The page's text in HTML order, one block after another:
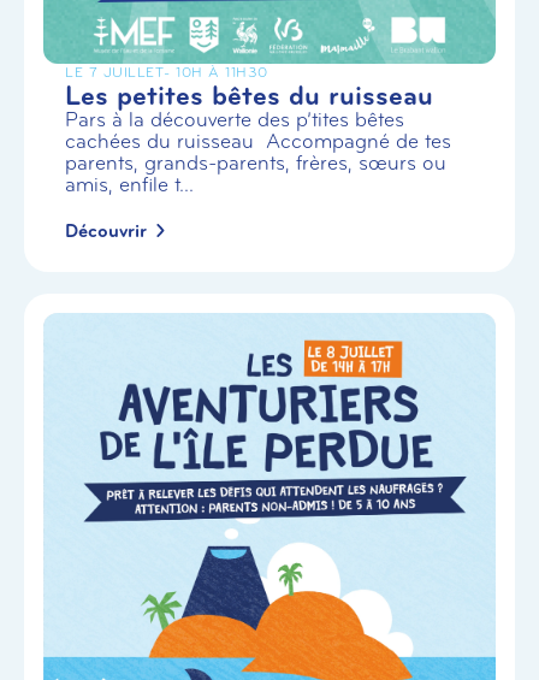
LE 7 JUILLET- 10H À 11H30
Les petites bêtes du ruisseau
Pars à la découverte des p’tites bêtes
cachées du ruisseau Accompagné de tes
parents, grands-parents, frères, sœurs ou
amis, enfile t...
Découvrir